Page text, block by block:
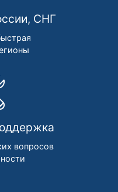
СНГ
вопросов